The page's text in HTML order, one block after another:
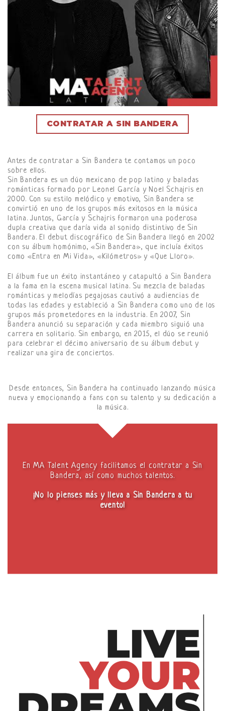
CONTRATAR A SIN BANDERA
Antes de contratar a Sin Bandera te contamos un poco
sobre ellos.
Sin Bandera es un dúo mexicano de pop latino y baladas
románticas formado por Leonel García y Noel Schajris en
2000. Con su estilo melódico y emotivo, Sin Bandera se
convirtió en uno de los grupos más exitosos en la música
latina. Juntos, García y Schajris formaron una poderosa
dupla creativa que daría vida al sonido distintivo de Sin
Bandera. El debut discográfico de Sin Bandera llegó en 2002
con su álbum homónimo, «Sin Bandera», que incluía éxitos
como «Entra en Mi Vida», «Kilómetros» y «Que Lloro».
El álbum fue un éxito instantáneo y catapultó a Sin Bandera
a la fama en la escena musical latina. Su mezcla de baladas
románticas y melodías pegajosas cautivó a audiencias de
todas las edades y estableció a Sin Bandera como uno de los
grupos más prometedores en la industria. En 2007, Sin
Bandera anunció su separación y cada miembro siguió una
carrera en solitario. Sin embargo, en 2015, el dúo se reunió
para celebrar el décimo aniversario de su álbum debut y
realizar una gira de conciertos.
Desde entonces, Sin Bandera ha continuado lanzando música
nueva y emocionando a fans con su talento y su dedicación a
la música.
En MA Talent Agency facilitamos el contratar a Sin
Bandera, así como muchos talentos.
¡No lo pienses más y lleva a Sin Bandera a tu
evento!